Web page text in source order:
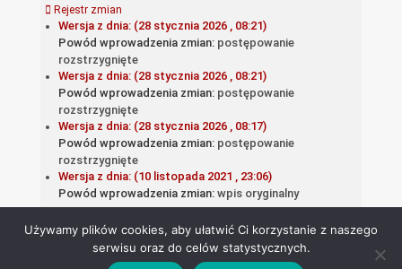
Rejestr zmian
Wersja z dnia: (28 stycznia 2026 , 08:21)
Powód wprowadzenia zmian: postępowanie
rozstrzygnięte
Wersja z dnia: (28 stycznia 2026 , 08:21)
Powód wprowadzenia zmian: postępowanie
rozstrzygnięte
Wersja z dnia: (28 stycznia 2026 , 08:17)
Powód wprowadzenia zmian: postępowanie
rozstrzygnięte
Wersja z dnia: (10 listopada 2021 , 23:06)
Powód wprowadzenia zmian: wpis oryginalny
Używamy plików cookies, aby ułatwić Ci korzystanie z naszego
serwisu oraz do celów statystycznych.